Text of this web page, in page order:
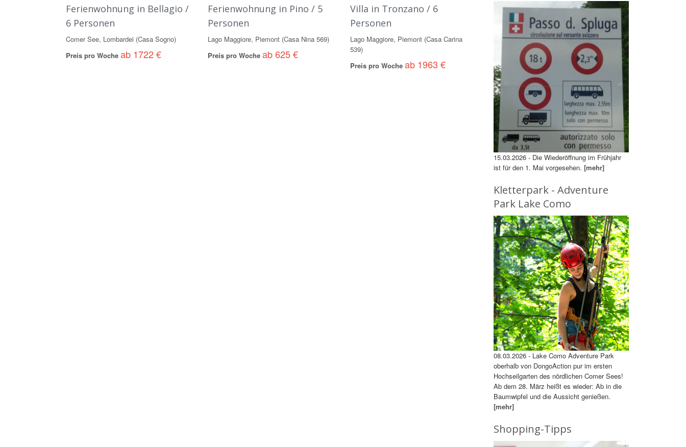
Ferienwohnung in Bellagio /
6 Personen
Comer See, Lombardei (Casa Sogno)
Preis pro Woche ab 1722 €
Ferienwohnung in Pino / 5
Personen
Lago Maggiore, Piemont (Casa Nina 569)
Preis pro Wocheab 625 €
Villa in Tronzano / 6
Personen
Lago Maggiore, Piemont (Casa Carina
539)
Preis pro Woche ab 1963 €
15.03.2026 - Die Wiederöffnung im Frühjahr
ist für den 1. Mai vorgesehen. [mehr]
Kletterpark - Adventure
Park Lake Como
08.03.2026 - Lake Como Adventure Park
oberhalb von DongoAction pur im ersten
Hochseilgarten des nördlichen Comer Sees!
Ab dem 28. März heißt es wieder: Ab in die
Baumwipfel und die Aussicht genießen.
[mehr]
Shopping-Tipps